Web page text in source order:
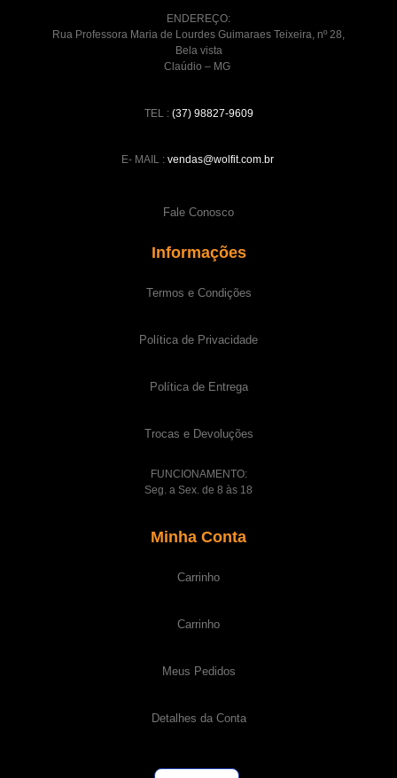
ENDEREÇO:
Rua Professora Maria de Lourdes Guimaraes Teixeira, nº 28,
Bela vista
Claúdio – MG
TEL : (37) 98827-9609
E- MAIL : vendas@wolfit.com.br
Fale Conosco
Informações
Termos e Condições
Política de Privacidade
Política de Entrega
Trocas e Devoluções
FUNCIONAMENTO:
Seg. a Sex. de 8 às 18
Minha Conta
Carrinho
Carrinho
Meus Pedidos
Detalhes da Conta